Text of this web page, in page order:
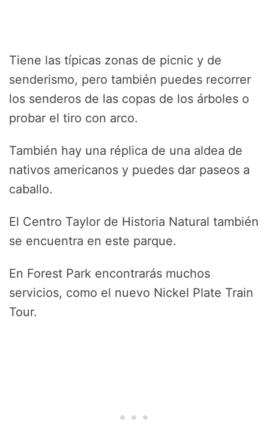
Tiene las típicas zonas de picnic y de
senderismo, pero también puedes recorrer
los senderos de las copas de los árboles o
probar el tiro con arco.
También hay una réplica de una aldea de
nativos americanos y puedes dar paseos a
caballo.
El Centro Taylor de Historia Natural también
se encuentra en este parque.
En Forest Park encontrarás muchos
servicios, como el nuevo Nickel Plate Train
Tour.